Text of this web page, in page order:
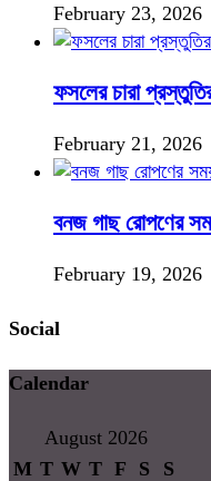
February 23, 2026
ফসলের চারা
February 21, 2026
বনজ গাছ রোপণের
February 19, 2026
Social
Calendar
August 2026
M T W T F S
S